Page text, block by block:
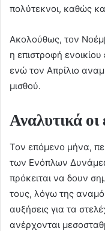
πολύτεκνοι, καθώς
Ακολούθως, τον
η επιστροφή
ενώ τον Απρίλιο
μισθού.
Αναλυτικά οι
Τον επόμενο μήνα,
των Ενόπλων
πρόκειται να δουν
τους, λόγω της
αυξήσεις για τα
ανέρχονται